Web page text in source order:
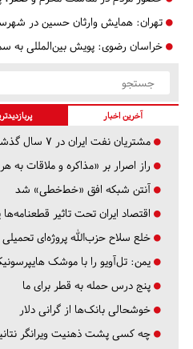
تهران: همایش وارثان حسین در
خراسان رضوی: پویش بین‌المللی به
آخرین اخبار
مشتریان نفت ایران در ۷ سال گذشته +فیلم
راز اصرار بر «مذاکره و ملاقات
آنتن شبکه افق «خط‌خطی» شد
اقتصاد ایران تحت تاثیر قطعنامه‌ها
خلع سلاح حزب‌الله پروژه‌ای
یمن: تل‌آویو را با موشک
پنج درس‌ حمله به قطر برای ما
خوشحالی بانک‌ها از گرانی دلار
چه کسی پشت ذهنیت ویرانگر